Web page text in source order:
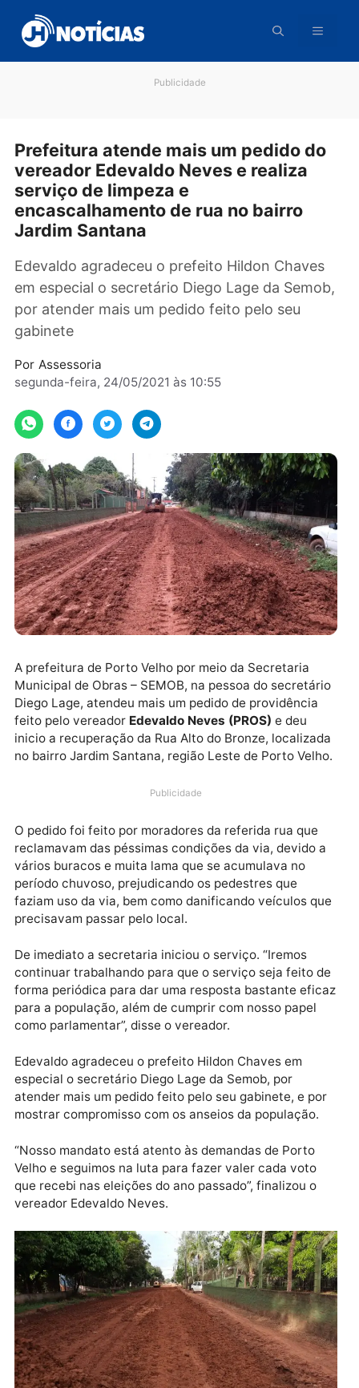
para
conteúdo
Prefeitura atende mais um pedido
vereador Edevaldo Neves e realiza
serviço de limpeza e
encascalhamento de rua no bairro
Jardim Santana
Edevaldo agradeceu o prefeito Hildon
em especial o secretário Diego Lage da
por atender mais um pedido feito pelo seu
gabinete
segunda-feira, 24/05/2021 às 10:55
A prefeitura de Porto Velho por meio da Secretaria
Municipal de Obras – SEMOB, na pessoa do
Edevaldo Neves (PROS)
no bairro Jardim Santana, região Leste de Porto
Publicidade
O pedido foi feito por moradores da referida rua que
vários buracos e muita lama que se acumulava no
período chuvoso, prejudicando os pedestres que
faziam uso da via, bem como danificando veículos
precisavam passar pelo local.
De imediato a secretaria iniciou o serviço. “Iremos
continuar trabalhando para que o serviço seja feito
forma periódica para dar uma resposta bastante
para a população, além de cumprir com nosso papel
Edevaldo agradeceu o prefeito Hildon Chaves em
especial o secretário Diego Lage da Semob, por
mostrar compromisso com os anseios da população.
“Nosso mandato está atento às demandas de Porto
Velho e seguimos na luta para fazer valer cada voto
que recebi nas eleições do ano passado”, finalizou o
vereador Edevaldo Neves.